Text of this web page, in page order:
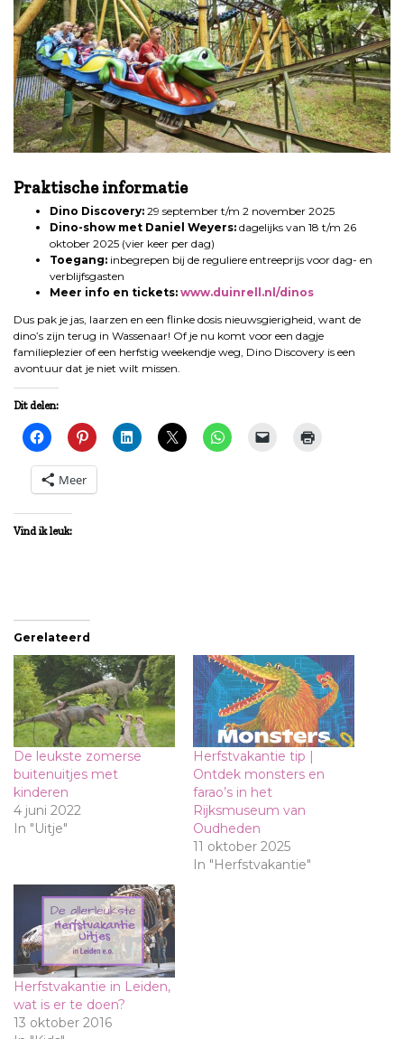
Praktische informatie
Dino Discovery: 29 september t/m 2 november 2025
Dino-show met Daniel Weyers: dagelijks van 18 t/m 26
oktober 2025 (vier keer per dag)
Toegang: inbegrepen bij de reguliere entreeprijs voor dag- en
verblijfsgasten
Meer info en tickets: www.duinrell.nl/dinos
Dus pak je jas, laarzen en een flinke dosis nieuwsgierigheid, want de
dino’s zijn terug in Wassenaar! Of je nu komt voor een dagje
familieplezier of een herfstig weekendje weg, Dino Discovery is een
avontuur dat je niet wilt missen.
Dit delen:
Meer
Vind ik leuk:
Gerelateerd
De leukste zomerse
buitenuitjes met
kinderen
4 juni 2022
In "Uitje"
Herfstvakantie tip |
Ontdek monsters en
farao’s in het
Rijksmuseum van
Oudheden
11 oktober 2025
In "Herfstvakantie"
Herfstvakantie in Leiden,
wat is er te doen?
13 oktober 2016